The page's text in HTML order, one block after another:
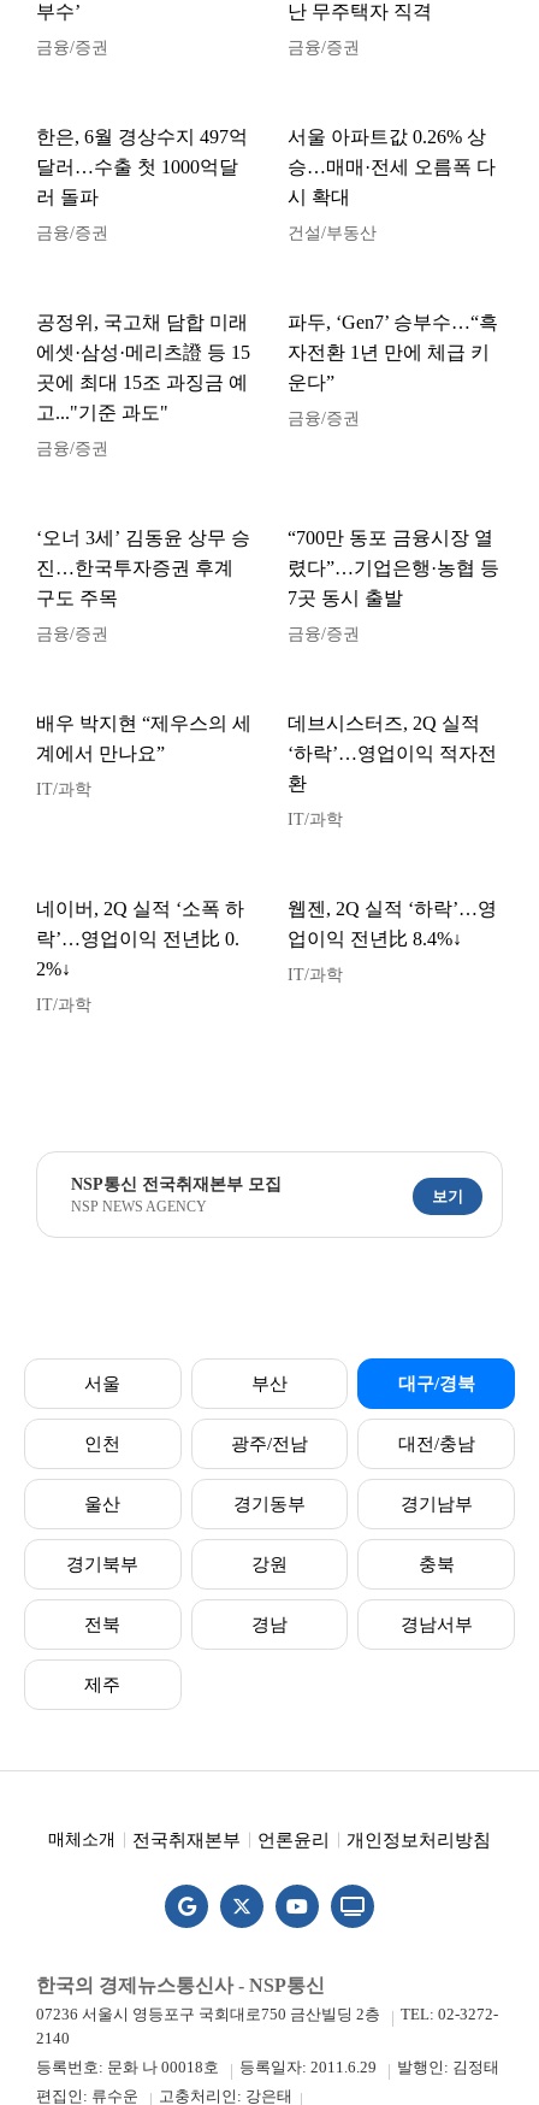
부수’
금융/증권
난 무주택자 직격
금융/증권
한은, 6월 경상수지 497억
달러…수출 첫 1000억달
러 돌파
금융/증권
서울 아파트값 0.26% 상
승…매매·전세 오름폭 다
시 확대
건설/부동산
공정위, 국고채 담합 미래
에셋·삼성·메리츠證 등 15
곳에 최대 15조 과징금 예
고..."기준 과도"
금융/증권
파두, ‘Gen7’ 승부수…“흑
자전환 1년 만에 체급 키
운다”
금융/증권
‘오너 3세’ 김동윤 상무 승
진…한국투자증권 후계
구도 주목
금융/증권
“700만 동포 금융시장 열
렸다”…기업은행·농협 등
7곳 동시 출발
금융/증권
배우 박지현 “제우스의 세
계에서 만나요”
IT/과학
데브시스터즈, 2Q 실적
‘하락’…영업이익 적자전
환
IT/과학
네이버, 2Q 실적 ‘소폭 하
락’…영업이익 전년比 0.
2%↓
IT/과학
웹젠, 2Q 실적 ‘하락’…영
업이익 전년比 8.4%↓
IT/과학
NSP통신 전국취재본부 모집
NSP NEWS AGENCY
보기
서울 부산 대구/경북
인천 광주/전남 대전/충남
울산 경기동부 경기남부
경기북부 강원 충북
전북 경남 경남서부
제주
매체소개 전국취재본부 언론윤리 개인정보처리방침
한국의 경제뉴스통신사 - NSP통신
07236 서울시 영등포구 국회대로750 금산빌딩 2층
TEL: 02-3272-
2140
등록번호: 문화 나 00018호
등록일자: 2011.6.29
발행인: 김정태
편집인: 류수운
고충처리인: 강은태